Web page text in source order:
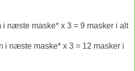
maske* x 3 = 9 masker i alt
maske* x 3 = 12 masker i